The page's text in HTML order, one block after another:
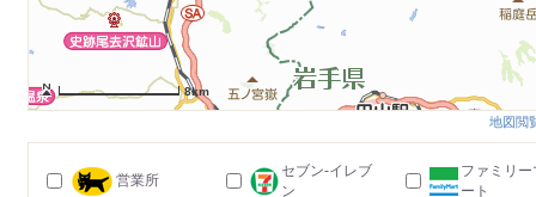
8km
地図閲
営業所
セブン-イレブ
ン
ファミリー
ート